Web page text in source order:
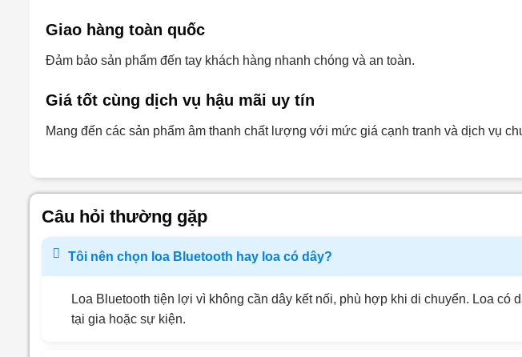
Giao hàng toàn quốc
Đảm bảo sản phẩm đến tay khách hàng nhanh chóng và an toàn.
Giá tốt cùng dịch vụ hậu mãi uy tín
Mang đến các sản phẩm âm thanh chất lượng với mức giá cạnh tranh và dịch vụ
Câu hỏi thường gặp
Tôi nên chọn loa Bluetooth hay loa có dây?
Loa Bluetooth tiện lợi vì không cần dây kết nối, phù hợp khi di chuyển. Loa
tại gia hoặc sự kiện.